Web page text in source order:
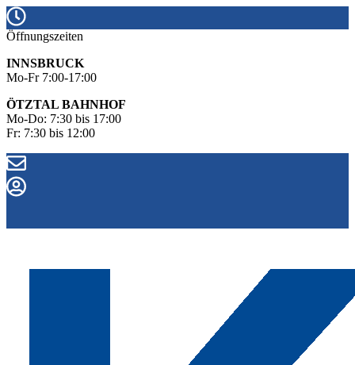
Öffnungszeiten
INNSBRUCK
Mo-Fr 7:00-17:00
ÖTZTAL BAHNHOF
Mo-Do: 7:30 bis 17:00
Fr: 7:30 bis 12:00